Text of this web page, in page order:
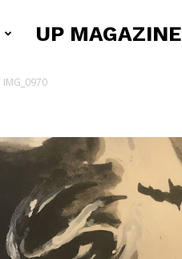
UP MAGAZINE
IMG_0970